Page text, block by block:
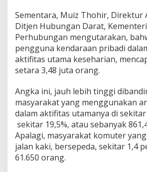
Sementara, Muiz Thohir, Direktur
Ditjen Hubungan Darat,
Perhubungan mengutarakan,
pengguna kendaraan pribadi
aktifitas utama keseharian,
setara 3,48 juta orang.
Angka ini, jauh lebih tinggi
masyarakat yang menggunakan
dalam aktifitas utamanya di
sekitar 19,5%, atau sebanyak
Apalagi, masyarakat komuter
jalan kaki, bersepeda, sekitar 1,4
61.650 orang.